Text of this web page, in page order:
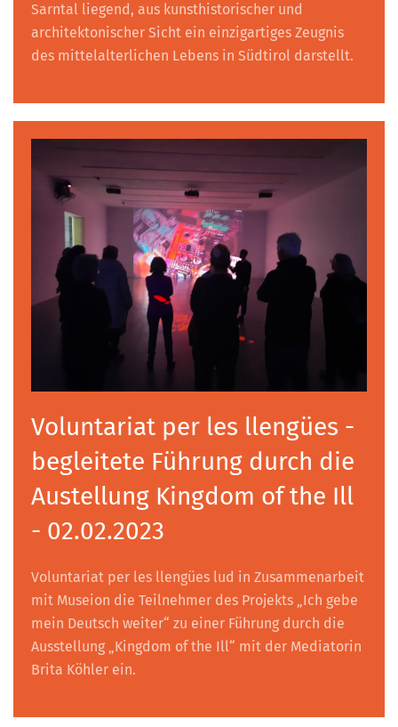
Sarntal liegend, aus kunsthistorischer und
architektonischer Sicht ein einzigartiges Zeugnis
des mittelalterlichen Lebens in Südtirol darstellt.
Voluntariat per les llengües -
begleitete Führung durch die
Austellung Kingdom of the Ill
- 02.02.2023
Voluntariat per les llengües lud in Zusammenarbeit
mit Museion die Teilnehmer des Projekts „Ich gebe
mein Deutsch weiter“ zu einer Führung durch die
Ausstellung „Kingdom of the Ill“ mit der Mediatorin
Brita Köhler ein.